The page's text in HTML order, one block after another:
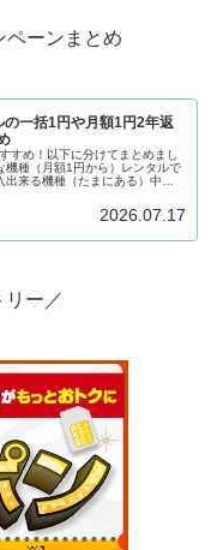
ーンまとめ
の一括1円や月額1円2年返
すめ！以下に分けてまとめまし
機種（月額1円から）レンタルで
来る機種（たまにある）中古
2026.07.17
リー／